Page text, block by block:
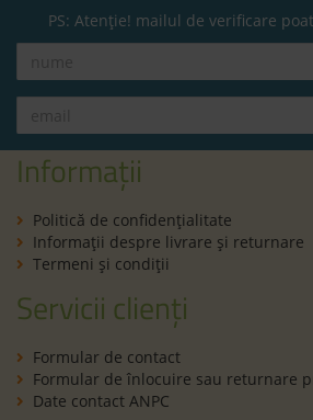
PS: Atenție! mailul de verificare
Informații
Politică de confidenţialitate
Informaţii despre livrare și returnare
Termeni şi condiţii
Servicii clienți
Formular de contact
Formular de înlocuire sau returnare
Date contact ANPC